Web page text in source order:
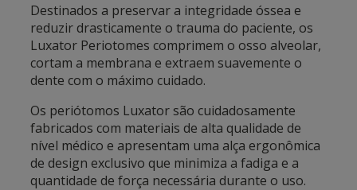
Destinados a preservar a integridade óssea e
reduzir drasticamente o trauma do paciente, os
Luxator Periotomes comprimem o osso alveolar,
cortam a membrana e extraem suavemente o
dente com o máximo cuidado.
Os periótomos Luxator são cuidadosamente
fabricados com materiais de alta qualidade de
nível médico e apresentam uma alça ergonômica
de design exclusivo que minimiza a fadiga e a
quantidade de força necessária durante o uso.